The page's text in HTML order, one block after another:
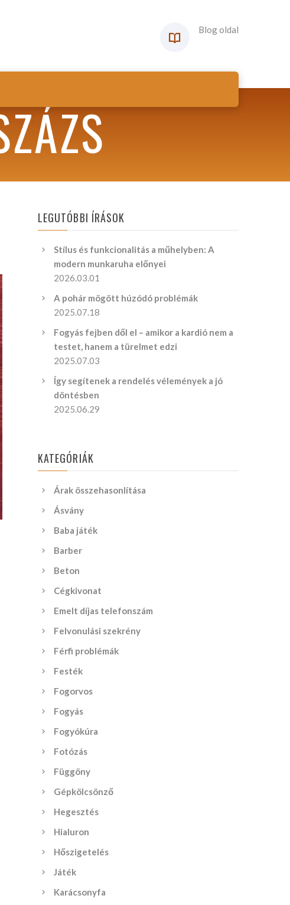
Blog oldal
LEGUTÓBBI ÍRÁSOK
Stílus és funkcionalitás a műhelyben: A
modern munkaruha előnyei
2026.03.01
A pohár mögött húzódó problémák
2025.07.18
Fogyás fejben dől el – amikor a kardió nem a
testet, hanem a türelmet edzi
2025.07.03
Így segítenek a rendelés vélemények a jó
döntésben
2025.06.29
KATEGÓRIÁK
Árak összehasonlítása
Ásvány
Baba játék
Barber
Beton
Cégkivonat
Emelt díjas telefonszám
Felvonulási szekrény
Férfi problémák
Festék
Fogorvos
Fogyás
Fogyókúra
Fotózás
Függöny
Gépkölcsönző
Hegesztés
Hialuron
Hőszigetelés
Játék
Karácsonyfa